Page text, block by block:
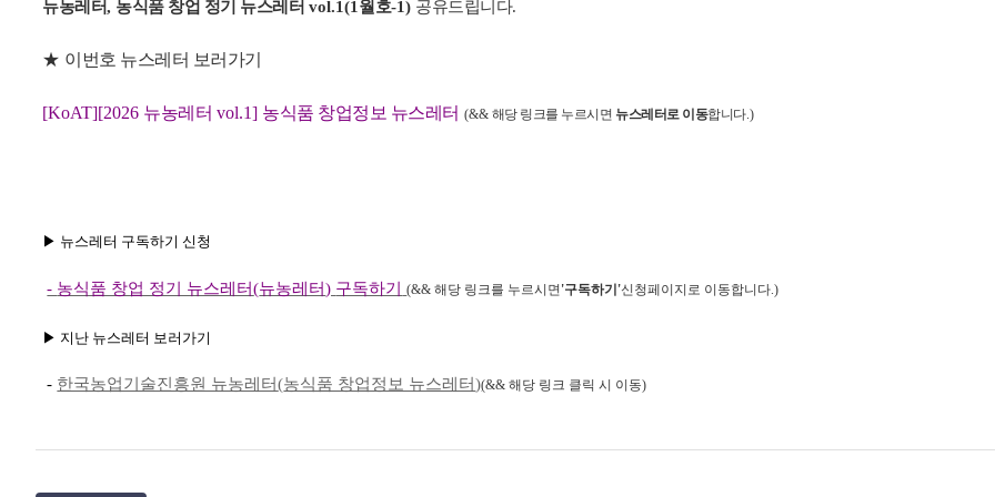
뉴농레터, 농식품 창업 정기 뉴스레터 vol.1(1월호-1) 공유드립니다.
★ 이번호 뉴스레터 보러가기
[KoAT][2026 뉴농레터 vol.1] 농식품 창업정보 뉴스레터 (&& 해당 링크를 누르시면 뉴스레터로 이동합니다.)
▶ 뉴스레터 구독하기 신청
- 농식품 창업 정기 뉴스레터(뉴농레터) 구독하기 (&&해당 링크를 누르시면 '구독하기 '신청페이지로 이동합니다.)
▶ 지난 뉴스레터 보러가기
- 한국농업기술진흥원 뉴농레터(농식품 창업정보 뉴스레터)(&&해당 링크 클릭 시 이동)